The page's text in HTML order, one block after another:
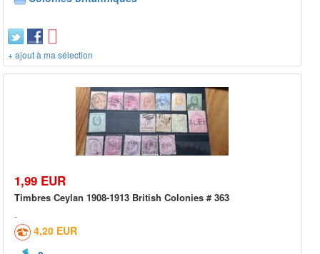
+ ajout à ma sélection
1,99 EUR
Timbres Ceylan 1908-1913 British Colonies # 363
4,20 EUR